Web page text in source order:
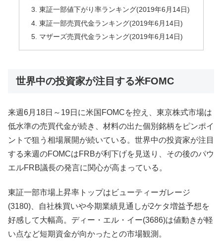
東証一部値下がり率ランキング(2019年6月14日)
東証一部売買代金ランキング(2019年6月14日)
マザーズ売買代金ランキング(2019年6月14日)
世界中の投資家が注目する米FOMC
来週6月18日～19日に米国FOMCを控え、東京株式市場は
低水準の売買代金が続き、材料の出た個別銘柄をピンポイ
ントで狙う相場展開が続いている。世界中の投資家が注目
する来週のFOMCはFRBが利下げを見送り、その後のパウ
エルFRB議長の発言に関心が高まっている。
東証一部市場上昇率トップはビューティーガレージ
(3180)、自社株買いや今期業績見通しが2ケタ増益予想を
好感して大幅高。ディー・エル・イー(3686)は値動きが軽
い点など短期資金が向かったとの市場観測。